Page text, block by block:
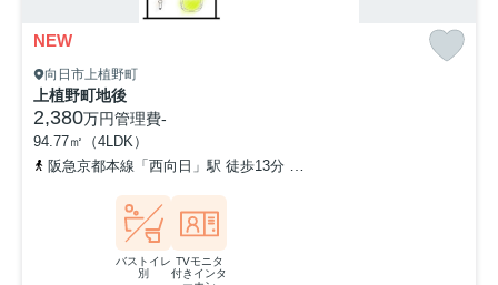
NEW
向日市上植野町
上植野町地後
2,380万円管理費-
94.77㎡（4LDK）
阪急京都本線「西向日」駅 徒歩13分
バストイレ
別
TVモニタ
付きインタ